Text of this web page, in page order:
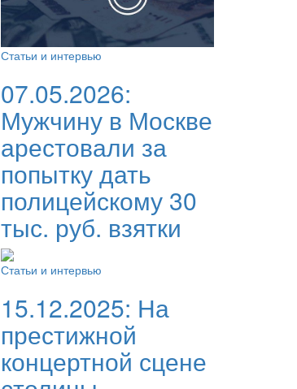
Статьи и интервью
07.05.2026:
Мужчину в Москве
арестовали за
попытку дать
полицейскому 30
тыс. руб. взятки
Статьи и интервью
15.12.2025: На
престижной
концертной сцене